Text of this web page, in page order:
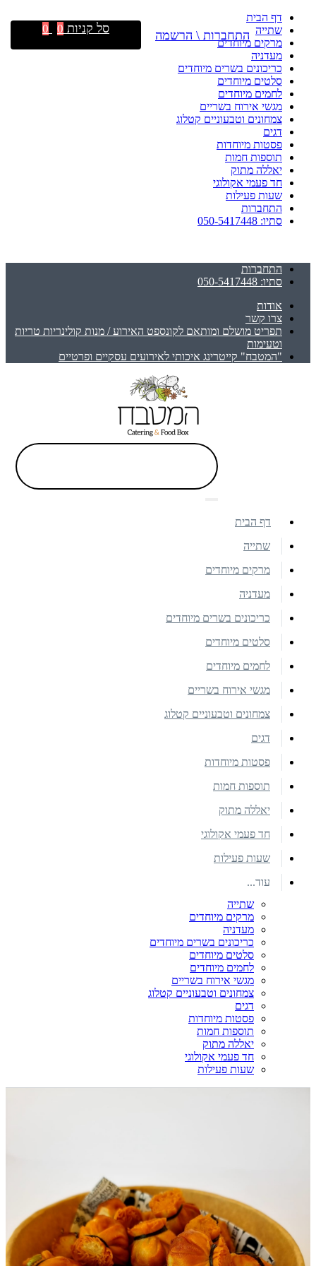
דף הבית
שתייה
מרקים מיוחדים
מעדניה
כריכונים בשרים מיוחדים
סלטים מיוחדים
לחמים מיוחדים
מגשי אירוח בשריים
צמחונים וטבעוניים קטלוג
דגים
פסטות מיוחדות
תוספות חמות
יאללה מתוק
חד פעמי אקולוגי
שעות פעילות
התחברות
סתיו: 050-5417448
התחברות
סתיו: 050-5417448
אודות
צרו קשר
תפריט מושלם ומותאם לקונספט האירוע / מנות קולינריות טריות
וטעימות
"המטבח" קייטרינג איכותי לאירועים עסקיים ופרטיים
התחברות \ הרשמה סל קניות 0
0
דף הבית
שתייה
מרקים מיוחדים
מעדניה
כריכונים בשרים מיוחדים
סלטים מיוחדים
לחמים מיוחדים
מגשי אירוח בשריים
צמחונים וטבעוניים קטלוג
דגים
פסטות מיוחדות
תוספות חמות
יאללה מתוק
חד פעמי אקולוגי
שעות פעילות
עוד...
שתייה
מרקים מיוחדים
מעדניה
כריכונים בשרים מיוחדים
סלטים מיוחדים
לחמים מיוחדים
מגשי אירוח בשריים
צמחונים וטבעוניים קטלוג
דגים
פסטות מיוחדות
תוספות חמות
יאללה מתוק
חד פעמי אקולוגי
שעות פעילות